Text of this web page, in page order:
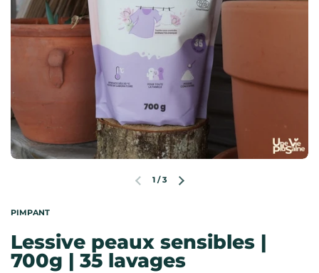
Diapositive précédente
Diapositive suivante
1/3
PIMPANT
Lessive peaux sensibles |
700g | 35 lavages